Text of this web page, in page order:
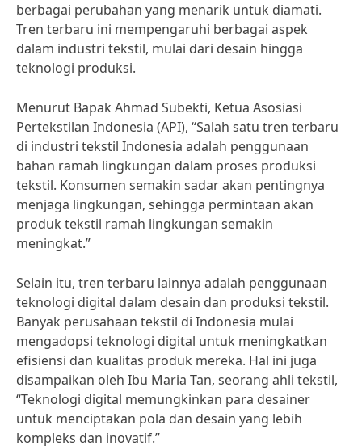
berbagai perubahan yang menarik untuk diamati.
Tren terbaru ini mempengaruhi berbagai aspek
dalam industri tekstil, mulai dari desain hingga
teknologi produksi.
Menurut Bapak Ahmad Subekti, Ketua Asosiasi
Pertekstilan Indonesia (API), “Salah satu tren terbaru
di industri tekstil Indonesia adalah penggunaan
bahan ramah lingkungan dalam proses produksi
tekstil. Konsumen semakin sadar akan pentingnya
menjaga lingkungan, sehingga permintaan akan
produk tekstil ramah lingkungan semakin
meningkat.”
Selain itu, tren terbaru lainnya adalah penggunaan
teknologi digital dalam desain dan produksi tekstil.
Banyak perusahaan tekstil di Indonesia mulai
mengadopsi teknologi digital untuk meningkatkan
efisiensi dan kualitas produk mereka. Hal ini juga
disampaikan oleh Ibu Maria Tan, seorang ahli tekstil,
“Teknologi digital memungkinkan para desainer
untuk menciptakan pola dan desain yang lebih
kompleks dan inovatif.”